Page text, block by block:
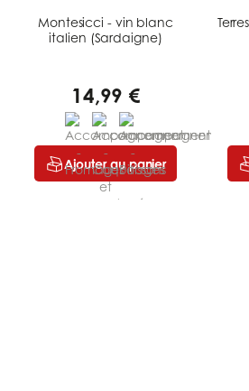
Montesicci - vin blanc
italien (Sardaigne)
14,99 €
Ajouter au panier